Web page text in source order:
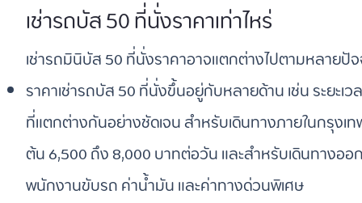
เช่ารถบัส 50 ที่นั่งราคาเท่าไหร่
เช่ารถมินิบัส 50 ที่นั่งราคาอาจแตกต่างไปตามหลายปั
ราคาเช่ารถบัส 50 ที่นั่งขึ้นอยู่กับหลายด้าน เช่น ระยะเ
ที่แตกต่างกันอย่างชัดเจน สำหรับเดินทางภายในกรุงเท
ต้น 6,500 ถึง 8,000 บาทต่อวัน และสำหรับเดินทางอ
พนักงานขับรถ ค่าน้ำมัน และค่าทางด่วนพิเศษ